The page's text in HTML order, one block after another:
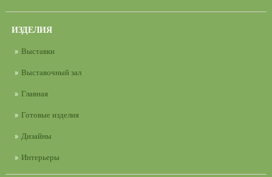
ИЗДЕЛИЯ
Выставки
Выставочный зал
Главная
Готовые изделия
Дизайны
Интерьеры